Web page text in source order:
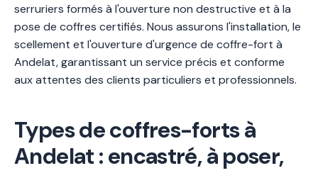
serruriers formés à l'ouverture non destructive et à la
pose de coffres certifiés. Nous assurons l'installation, le
scellement et l'ouverture d'urgence de coffre-fort à
Andelat, garantissant un service précis et conforme
aux attentes des clients particuliers et professionnels.
Types de coffres-forts à
Andelat : encastré, à poser,